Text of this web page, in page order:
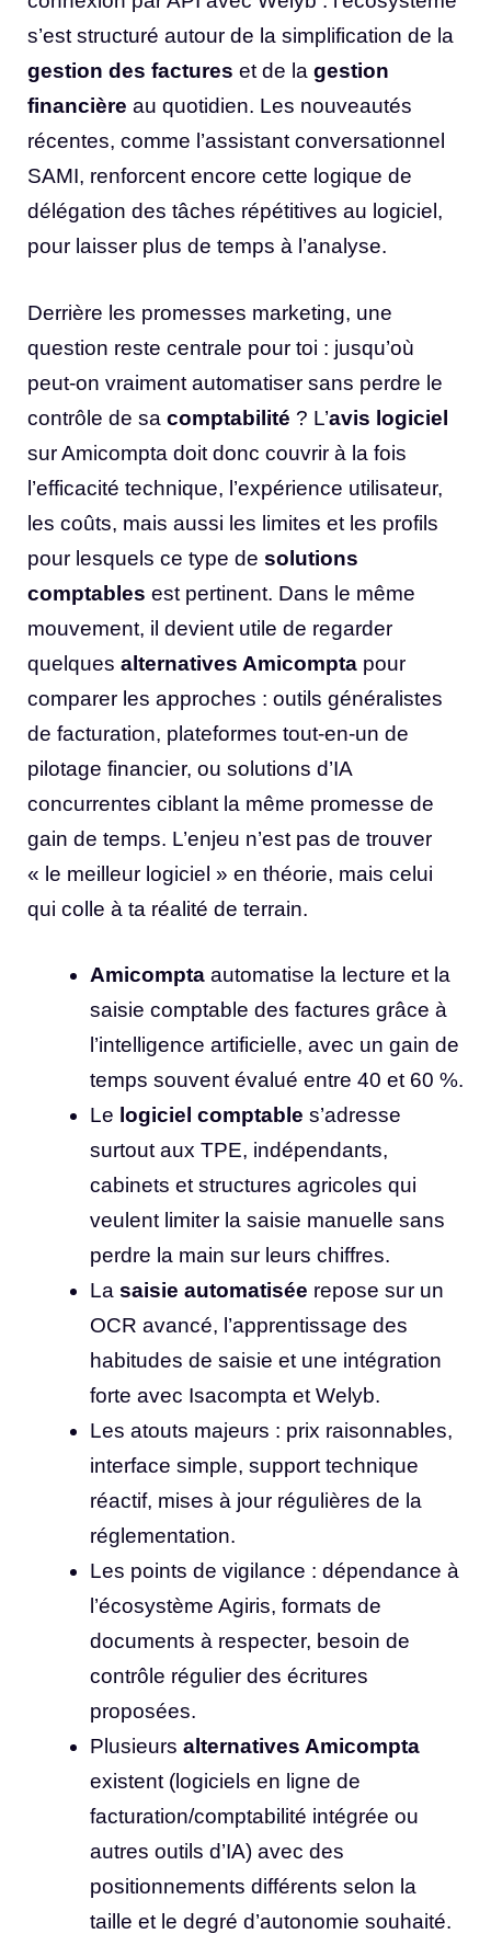
s’est structuré autour de la simplification de la
gestion des factures et de la gestion
financière au quotidien. Les nouveautés
récentes, comme l’assistant conversationnel
SAMI, renforcent encore cette logique de
délégation des tâches répétitives au logiciel,
pour laisser plus de temps à l’analyse.
Derrière les promesses marketing, une
question reste centrale pour toi : jusqu’où
peut-on vraiment automatiser sans perdre le
contrôle de sa comptabilité ? L’avis logiciel
sur Amicompta doit donc couvrir à la fois
l’efficacité technique, l’expérience utilisateur,
les coûts, mais aussi les limites et les profils
pour lesquels ce type de solutions
comptables est pertinent. Dans le même
mouvement, il devient utile de regarder
quelques alternatives Amicompta pour
comparer les approches : outils généralistes
de facturation, plateformes tout-en-un de
pilotage financier, ou solutions d’IA
concurrentes ciblant la même promesse de
gain de temps. L’enjeu n’est pas de trouver
« le meilleur logiciel » en théorie, mais celui
qui colle à ta réalité de terrain.
Amicompta automatise la lecture et la
saisie comptable des factures grâce à
l’intelligence artificielle, avec un gain de
temps souvent évalué entre 40 et 60 %.
Le logiciel comptable s’adresse
surtout aux TPE, indépendants,
cabinets et structures agricoles qui
veulent limiter la saisie manuelle sans
perdre la main sur leurs chiffres.
La saisie automatisée repose sur un
OCR avancé, l’apprentissage des
habitudes de saisie et une intégration
forte avec Isacompta et Welyb.
Les atouts majeurs : prix raisonnables,
interface simple, support technique
réactif, mises à jour régulières de la
réglementation.
Les points de vigilance : dépendance à
l’écosystème Agiris, formats de
documents à respecter, besoin de
contrôle régulier des écritures
proposées.
Plusieurs alternatives Amicompta
existent (logiciels en ligne de
facturation/comptabilité intégrée ou
autres outils d’IA) avec des
positionnements différents selon la
taille et le degré d’autonomie souhaité.